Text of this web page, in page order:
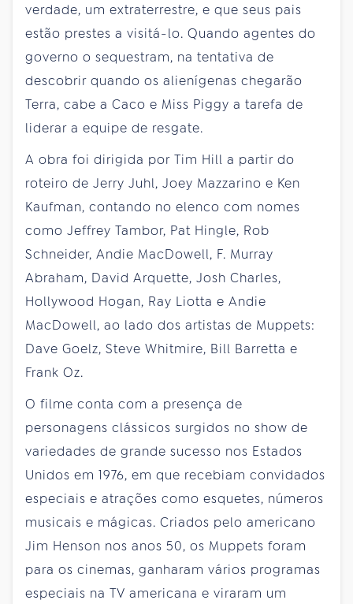
verdade, um extraterrestre, e que seus pais
estão prestes a visitá-lo. Quando agentes do
governo o sequestram, na tentativa de
descobrir quando os alienígenas chegarão
Terra, cabe a Caco e Miss Piggy a tarefa de
liderar a equipe de resgate.
A obra foi dirigida por Tim Hill a partir do
roteiro de Jerry Juhl, Joey Mazzarino e Ken
Kaufman, contando no elenco com nomes
como Jeffrey Tambor, Pat Hingle, Rob
Schneider, Andie MacDowell, F. Murray
Abraham, David Arquette, Josh Charles,
Hollywood Hogan, Ray Liotta e Andie
MacDowell, ao lado dos artistas de Muppets:
Dave Goelz, Steve Whitmire, Bill Barretta e
Frank Oz.
O filme conta com a presença de
personagens clássicos surgidos no show de
variedades de grande sucesso nos Estados
Unidos em 1976, em que recebiam convidados
especiais e atrações como esquetes, números
musicais e mágicas. Criados pelo americano
Jim Henson nos anos 50, os Muppets foram
para os cinemas, ganharam vários programas
especiais na TV americana e viraram um